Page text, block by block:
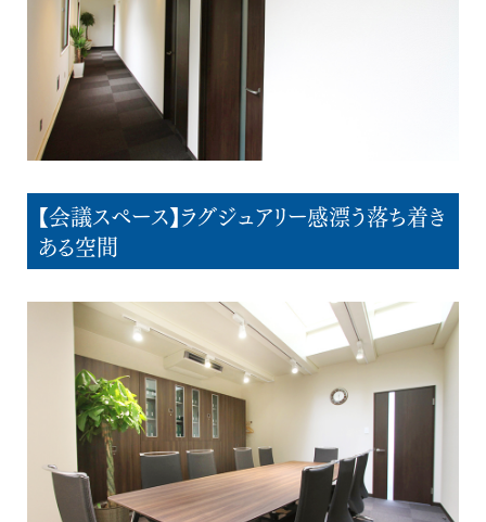
【会議スペース】ラグジュアリー感漂う落ち着き
ある空間